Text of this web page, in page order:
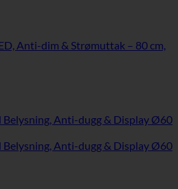
Anti-dim & Strømuttak – 80 cm,
kr.